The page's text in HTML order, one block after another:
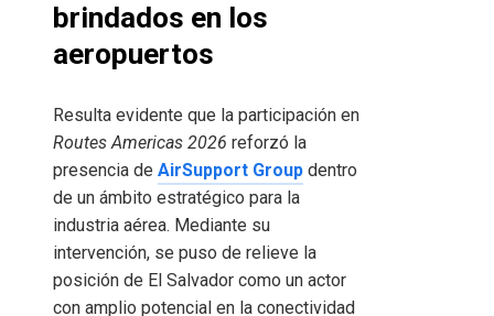
brindados en los
aeropuertos
Resulta evidente que la participación en
Routes Americas 2026 reforzó la
presencia de AirSupport Group dentro
de un ámbito estratégico para la
industria aérea. Mediante su
intervención, se puso de relieve la
posición de El Salvador como un actor
con amplio potencial en la conectividad